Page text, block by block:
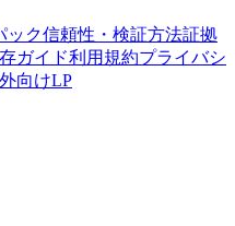
ック信頼性・検証方法証拠
ガイド利用規約プライバシ
向けLP